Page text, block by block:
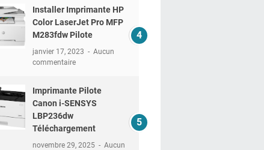
Installer Imprimante HP
Color LaserJet Pro MFP
M283fdw Pilote
janvier 17, 2023
Aucun
commentaire
Imprimante Pilote
Canon i-SENSYS
LBP236dw
Téléchargement
novembre 29, 2025
Aucun